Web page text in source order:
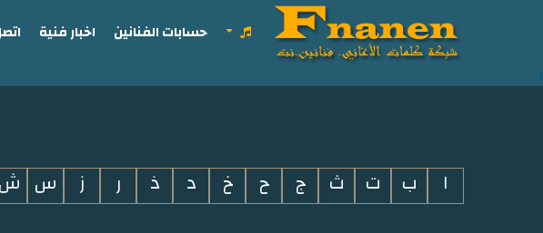
i
حسابات الفنانين اخبار فنية
ا ب ت ث ج ح خ د ذ ر ز س ش